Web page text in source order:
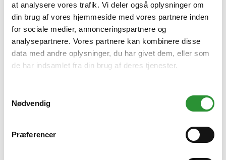
at analysere vores trafik. Vi deler også oplysninger om
din brug af vores hjemmeside med vores partnere inden
for sociale medier, annonceringspartnere og
analysepartnere. Vores partnere kan kombinere disse
data med andre oplysninger, du har givet dem, eller som
de har indsamlet fra din brug af deres tjenester.
Nødvendig
Præferencer
Kvalitet og teknologi:
Alle vores værktøjer gennemgår grundige tests i vores forsknings-
og udviklingscenter for at sikre, at vi leverer produkter af højeste
standard. Vores innovative børsteløse motor, unikke ARC
Lithium™-batterisystem og materialer af førsteklasses kvalitet gør
vores værktøjer til en investering, der betaler sig.
Yderligere information
Vægt